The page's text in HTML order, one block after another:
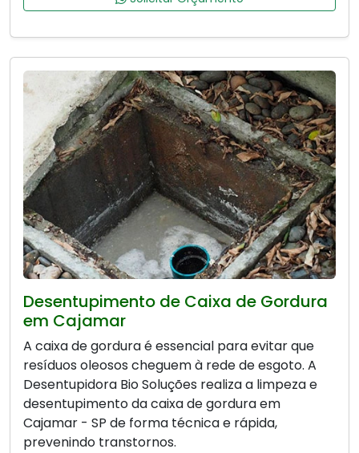
Desentupimento de Caixa de Gordura
em Cajamar
A caixa de gordura é essencial para evitar que
resíduos oleosos cheguem à rede de esgoto. A
Desentupidora Bio Soluções realiza a limpeza e
desentupimento da caixa de gordura em
Cajamar - SP de forma técnica e rápida,
prevenindo transtornos.